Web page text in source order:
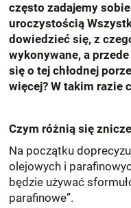
często zadajemy
uroczystością
dowiedzieć się, z
wykonywane, a
się o tej chłodnej
więcej? W takim razie
Czym różnią się
Na początku
olejowych i
będzie używać
parafinowe”.